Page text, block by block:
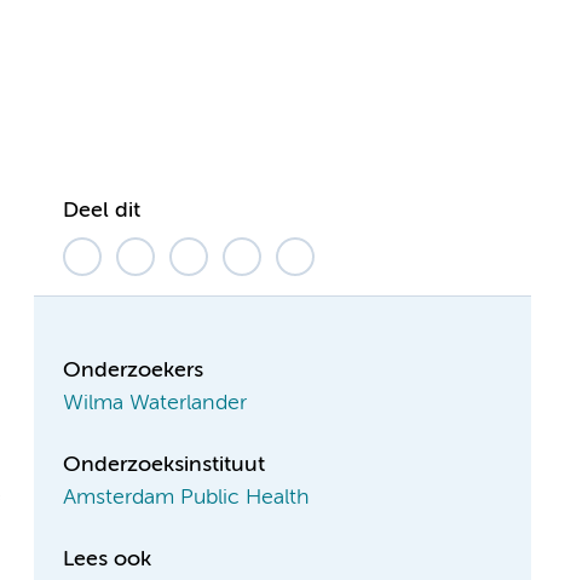
Deel dit
Onderzoekers
Wilma Waterlander
Onderzoeksinstituut
Amsterdam Public Health
Lees ook